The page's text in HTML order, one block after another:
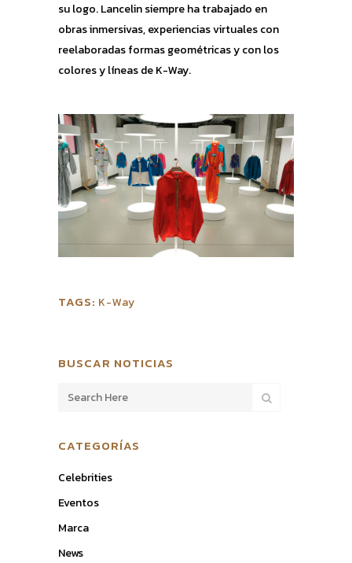
su logo. Lancelin siempre ha trabajado en
obras inmersivas, experiencias virtuales con
reelaboradas formas geométricas y con los
colores y líneas de K-Way.
TAGS: K-Way
BUSCAR NOTICIAS
CATEGORÍAS
Celebrities
Eventos
Marca
News